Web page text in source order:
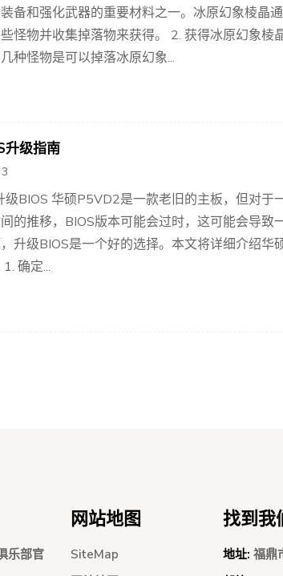
备和强化武器的重要材料之一。冰原幻象棱晶
怪物并收集掉落物来获得。 2. 获得冰原幻象棱
种怪物是可以掉落冰原幻象...
升级指南
BIOS 华硕P5VD2是一款老旧的主板，但对于
的推移，BIOS版本可能会过时，这可能会导致
升级BIOS是一个好的选择。本文将详细介绍华
确定...
乐部官
网站地图
SiteMap
找到我
地址: 福鼎